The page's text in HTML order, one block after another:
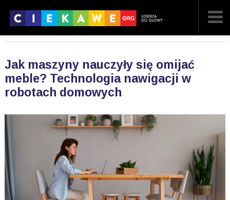
Jak maszyny nauczyły się omijać
meble? Technologia nawigacji w
robotach domowych
POPULARNE
LOSOWE
A ARTYKUŁY
FILMY
G GALERIA